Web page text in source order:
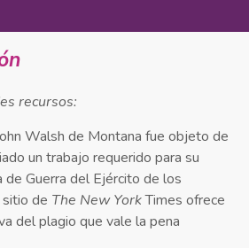
recursos:
Walsh de Montana fue objeto de
un trabajo requerido para su
de Guerra del Ejército de los
de The New YorkTimes ofrece
del plagio que vale la pena